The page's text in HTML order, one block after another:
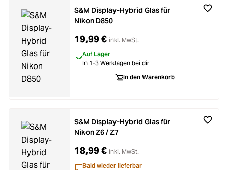
S&M Display-Hybrid Glas für
Nikon D850
19,99 € inkl. MwSt.
Auf Lager
In 1-3 Werktagen bei dir
In den Warenkorb
S&M Display-Hybrid Glas für
Nikon Z6 / Z7
18,99 € inkl. MwSt.
Bald wieder lieferbar